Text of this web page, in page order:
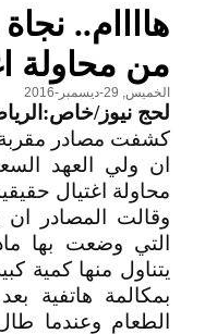
هاااام..
من محاولة
الخميس, 29-ديسمبر-2016
لحج نيوز/
كشفت مصادر مقربة
ان ولي العهد
محاولة اغتيال
وقالت المصادر
التي وضعت بها
يتناول منها كمية
بمكالمة هاتفية
الطعام وعندما